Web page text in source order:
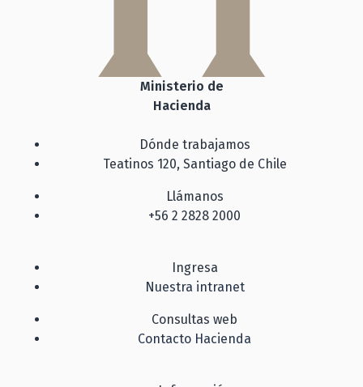
Ministerio de
Hacienda
Dónde trabajamos
Teatinos 120, Santiago de Chile
Llámanos
+56 2 2828 2000
Ingresa
Nuestra intranet
Consultas web
Contacto Hacienda